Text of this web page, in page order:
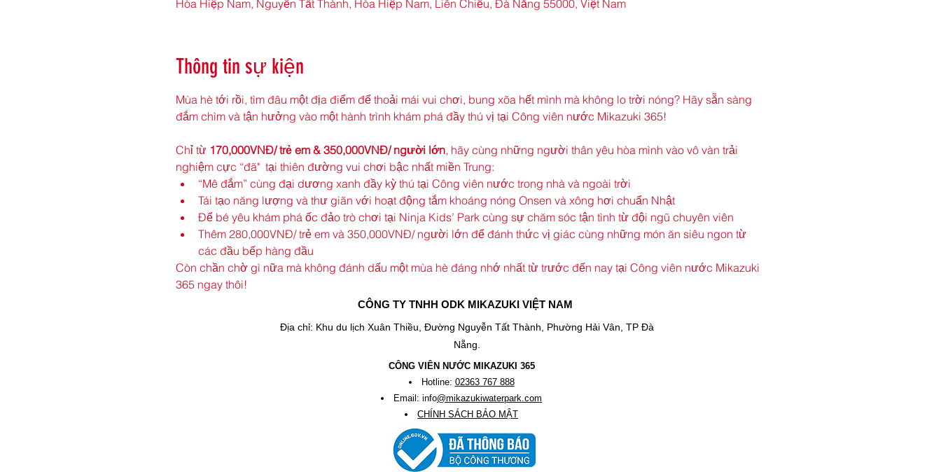
Hòa Hiệp Nam, Nguyễn Tất Thành, Hòa Hiệp Nam, Liên Chiểu, Đà Nẵng 55000, Việt Nam
Thông tin sự kiện
Mùa hè tới rồi, tìm đâu một địa điểm để thoải mái vui chơi, bung xõa hết mình mà không lo trời nóng? Hãy sẵn sàng
đắm chìm và tận hưởng vào một hành trình khám phá đầy thú vị tại Công viên nước Mikazuki 365!
Chỉ từ 170,000VNĐ/ trẻ em & 350,000VNĐ/ người lớn, hãy cùng những người thân yêu hòa mình vào vô vàn trải
nghiệm cực “đã"  tại thiên đường vui chơi bậc nhất miền Trung:
“Mê đắm” cùng đại dương xanh đầy kỳ thú tại Công viên nước trong nhà và ngoài trời
Tái tạo năng lượng và thư giãn với hoạt động tắm khoáng nóng Onsen và xông hơi chuẩn Nhật
Để bé yêu khám phá ốc đảo trò chơi tại Ninja Kids’ Park cùng sự chăm sóc tận tình từ đội ngũ chuyên viên
Thêm 280,000VNĐ/ trẻ em và 350,000VNĐ/ người lớn để đánh thức vị giác cùng những món ăn siêu ngon từ
các đầu bếp hàng đầu
Còn chần chờ gì nữa mà không đánh dấu một mùa hè đáng nhớ nhất từ trước đến nay tại Công viên nước Mikazuki
365 ngay thôi!
CÔNG TY TNHH ODK MIKAZUKI VIỆT NAM
Địa chỉ: Khu du lịch Xuân Thiều, Đường Nguyễn Tất Thành, Phường Hải Vân, TP Đà
Nẵng.
CÔNG VIÊN NƯỚC MIKAZUKI 365
Hotline: 02363 767 888
Email: info@mikazukiwaterpark.com
CHÍNH SÁCH BẢO MẬT